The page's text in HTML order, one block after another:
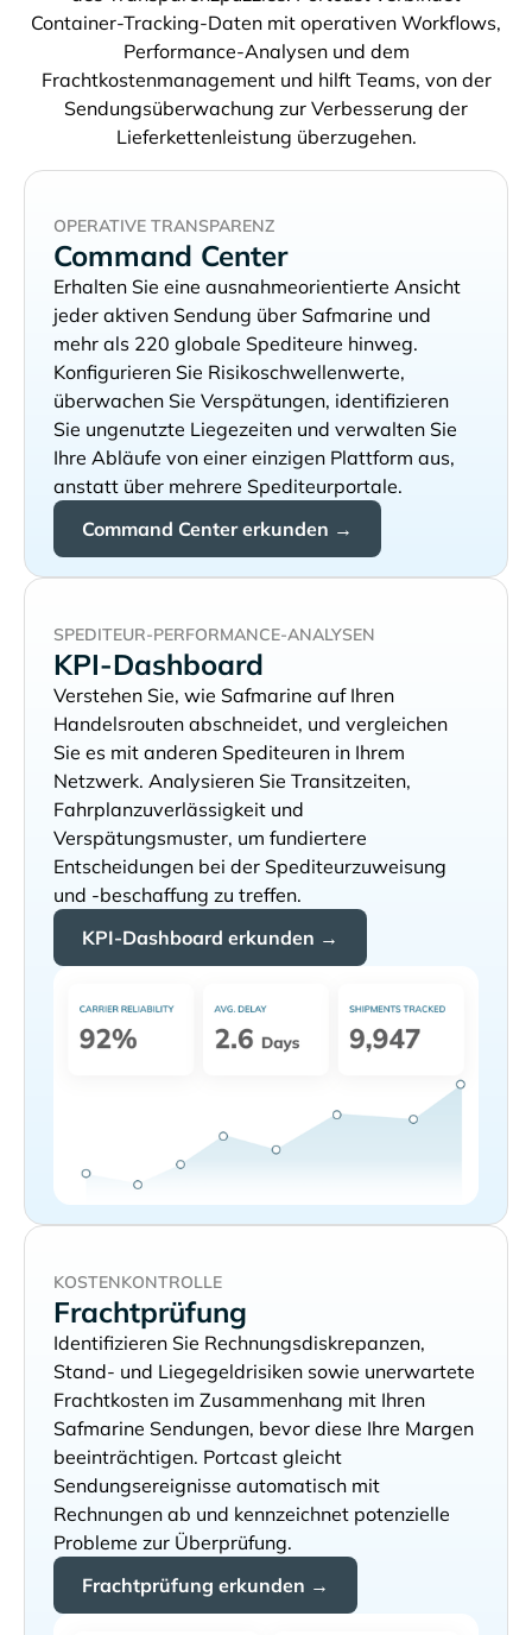
Container-Tracking-Daten mit operativen Workflows,
Performance-Analysen und dem
Frachtkostenmanagement und hilft Teams, von der
Sendungsüberwachung zur Verbesserung der
Lieferkettenleistung überzugehen.
OPERATIVE TRANSPARENZ
Command Center
Erhalten Sie eine ausnahmeorientierte Ansicht
jeder aktiven Sendung über
und
mehr als 220 globale Spediteure hinweg.
Konfigurieren Sie Risikoschwellenwerte,
überwachen Sie Verspätungen, identifizieren
Sie ungenutzte Liegezeiten und verwalten Sie
Ihre Abläufe von einer einzigen Plattform aus,
anstatt über mehrere Spediteurportale.
Command Center erkunden →
SPEDITEUR-PERFORMANCE-ANALYSEN
KPI-Dashboard
Verstehen Sie, wie
auf Ihren
Handelsrouten abschneidet, und vergleichen
Sie es mit anderen Spediteuren in Ihrem
Netzwerk. Analysieren Sie Transitzeiten,
Fahrplanzuverlässigkeit und
Verspätungsmuster, um fundiertere
Entscheidungen bei der Spediteurzuweisung
und -beschaffung zu treffen.
KPI-Dashboard erkunden →
KOSTENKONTROLLE
Frachtprüfung
Identifizieren Sie Rechnungsdiskrepanzen,
Stand- und Liegegeldrisiken sowie unerwartete
Frachtkosten im Zusammenhang mit Ihren
Sendungen, bevor diese Ihre Margen
beeinträchtigen. Portcast gleicht
Sendungsereignisse automatisch mit
Rechnungen ab und kennzeichnet potenzielle
Probleme zur Überprüfung.
Frachtprüfung erkunden →